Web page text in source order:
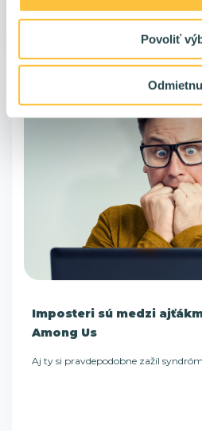
Povoliť
Imposteri sú medzi
Among Us
Aj ty si pravdepodobne zažil